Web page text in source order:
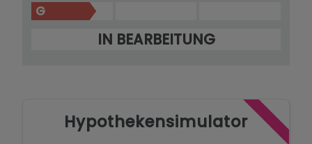
G
IN BEARBEITUNG
Hypothekensimulator